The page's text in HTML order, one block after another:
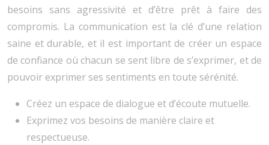
besoins sans agressivité et d’être prêt à faire des
compromis. La communication est la clé d’une relation
saine et durable, et il est important de créer un espace
de confiance où chacun se sent libre de s’exprimer, et de
pouvoir exprimer ses sentiments en toute sérénité.
Créez un espace de dialogue et d’écoute mutuelle.
Exprimez vos besoins de manière claire et
respectueuse.